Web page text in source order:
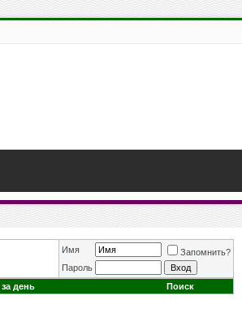
Имя
Запомнить?
Пароль
день Поиск